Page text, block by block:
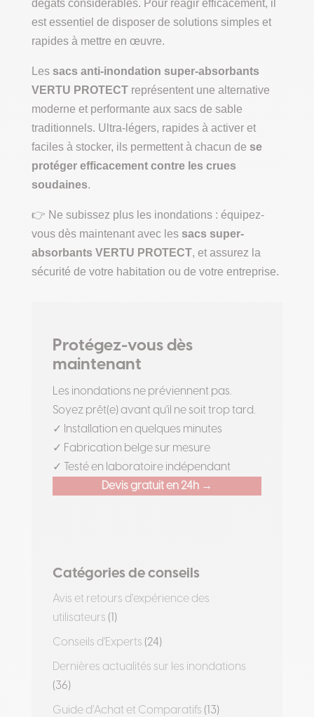
dégâts considérables. Pour réagir efficacement, il
est essentiel de disposer de solutions simples et
rapides à mettre en œuvre.
Les sacs anti-inondation super-absorbants
VERTU PROTECTreprésentent une alternative
moderne et performante aux sacs de sable
traditionnels. Ultra-légers, rapides à activer et
faciles à stocker, ils permettent à chacun de se
protéger efficacement contre les crues
soudaines.
👉 Ne subissez plus les inondations : équipez-
vous dès maintenant avec les sacs super-
absorbants VERTU PROTECT, et assurez la
sécurité de votre habitation ou de votre entreprise.
Protégez-vous dès
maintenant
Les inondations ne préviennent pas.
Soyez prêt(e) avant qu'il ne soit trop tard.
✓ Installation en quelques minutes
✓ Fabrication belge sur mesure
✓ Testé en laboratoire indépendant
Devis gratuit en 24h →
Catégories de conseils
Avis et retours d'expérience des
utilisateurs (1)
Conseils d'Experts (24)
Dernières actualités sur les inondations
(36)
Guide d'Achat et Comparatifs (13)